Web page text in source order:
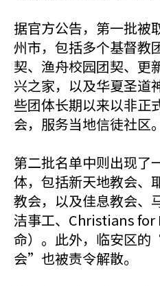
据官方公告，第一批被
州市，包括多个基督教
契、渔舟校园团契、更
兴之家，以及华夏圣道
些团体长期以来以非正
会，服务当地信徒社区。
第二批名单中则出现了
体，包括新天地教会、
教会，以及佳息教会、
洁事工、Christians
命）。此外，临安区
会”也被责令解散。